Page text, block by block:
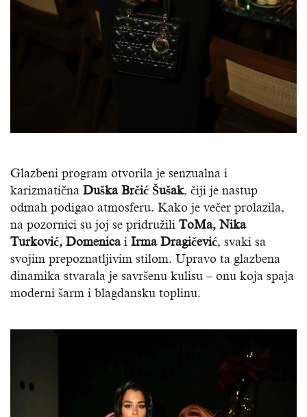
Glazbeni program otvorila je senzualna i
karizmatična Duška Brčić Šušak, čiji je nastup
odmah podigao atmosferu. Kako je večer prolazila,
na pozornici su joj se pridružili ToMa, Nika
Turković, Domenicai Irma Dragičević, svaki sa
svojim prepoznatljivim stilom. Upravo ta glazbena
dinamika stvarala je savršenu kulisu – onu koja spaja
moderni šarm i blagdansku toplinu.